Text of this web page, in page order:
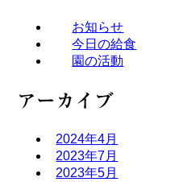
お知らせ
今日の給食
園の活動
アーカイブ
2024年4月
2023年7月
2023年5月